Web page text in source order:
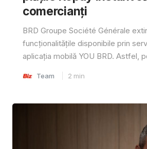
comercianți
BRD Groupe Société Générale
funcționalitățile disponibile prin
aplicația mobilă YOU BRD. Astfel,
Team 2 min